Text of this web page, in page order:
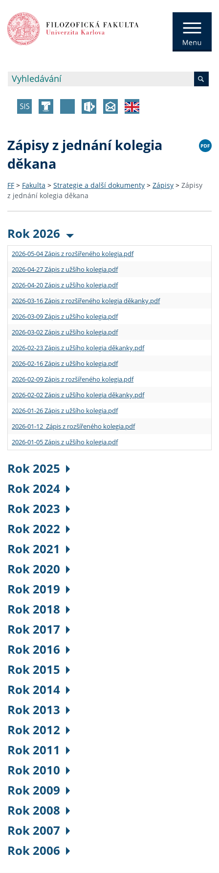
Zápisy z jednání kolegia
děkana
FF > Fakulta > Strategie a další dokumenty > Zápisy > Zápisy
z jednání kolegia děkana
Rok 2026
2026-05-04 Zápis z rozšířeného kolegia.pdf
2026-04-27 Zápis z užšího kolegia.pdf
2026-04-20 Zápis z užšího kolegia.pdf
2026-03-16 Zápis z rozšířeného kolegia děkanky.pdf
2026-03-09 Zápis z užšího kolegia.pdf
2026-03-02 Zápis z užšího kolegia.pdf
2026-02-23 Zápis z užšího kolegia děkanky.pdf
2026-02-16 Zápis z užšího kolegia.pdf
2026-02-09 Zápis z rozšířeného kolegia.pdf
2026-02-02 Zápis z užšího kolegia děkanky.pdf
2026-01-26 Zápis z užšího kolegia.pdf
2026-01-12 Zápis z rozšířeného kolegia.pdf
2026-01-05 Zápis z užšího kolegia.pdf
Rok 2025
Rok 2024
Rok 2023
Rok 2022
Rok 2021
Rok 2020
Rok 2019
Rok 2018
Rok 2017
Rok 2016
Rok 2015
Rok 2014
Rok 2013
Rok 2012
Rok 2011
Rok 2010
Rok 2009
Rok 2008
Rok 2007
Rok 2006